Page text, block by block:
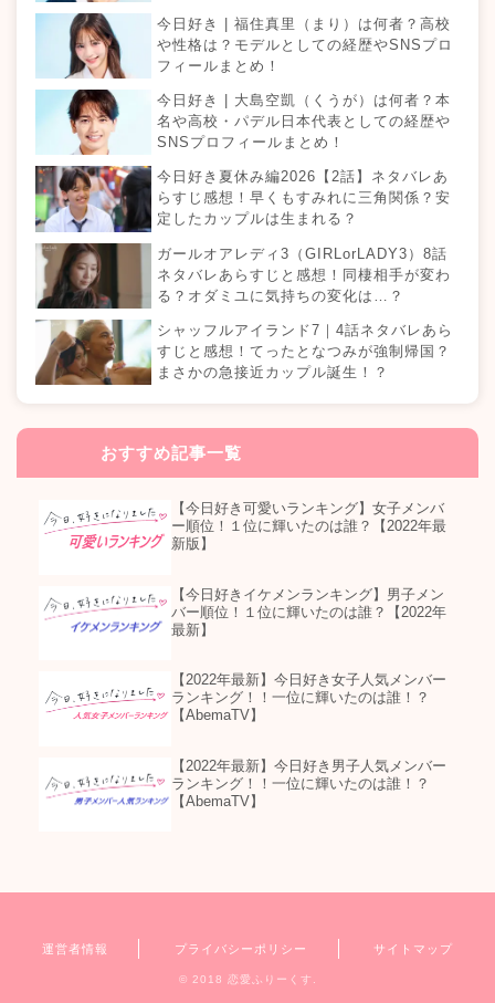
今日好き | 福住真里（まり）は何者？高校
や性格は？モデルとしての経歴やSNSプロ
フィールまとめ！
今日好き | 大島空凱（くうが）は何者？本
名や高校・パデル日本代表としての経歴や
SNSプロフィールまとめ！
今日好き夏休み編2026【2話】ネタバレあ
らすじ感想！早くもすみれに三角関係？安
定したカップルは生まれる？
ガールオアレディ3（GIRLorLADY3）8話
ネタバレあらすじと感想！同棲相手が変わ
る？オダミユに気持ちの変化は…？
シャッフルアイランド7｜4話ネタバレあら
すじと感想！てったとなつみが強制帰国？
まさかの急接近カップル誕生！？
おすすめ記事一覧
【今日好き可愛いランキング】女子メンバ
ー順位！１位に輝いたのは誰？【2022年最
新版】
【今日好きイケメンランキング】男子メン
バー順位！１位に輝いたのは誰？【2022年
最新】
【2022年最新】今日好き女子人気メンバー
ランキング！！一位に輝いたのは誰！？
【AbemaTV】
【2022年最新】今日好き男子人気メンバー
ランキング！！一位に輝いたのは誰！？
【AbemaTV】
運営者情報 プライバシーポリシー サイトマップ
© 2018 恋愛ふりーくす.